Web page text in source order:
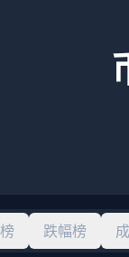
跌幅榜